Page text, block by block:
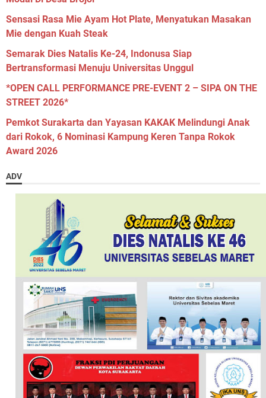
Sensasi Rasa Mie Ayam Hot Plate, Menyatukan Masakan
Mie dengan Kuah Steak
Semarak Dies Natalis Ke-24, Indonusa Siap
Bertransformasi Menuju Universitas Unggul
*OPEN CALL PERFORMANCE PRE-EVENT 2 – SIPA ON THE
STREET 2026*
Pemkot Surakarta dan Yayasan KAKAK Melindungi Anak
dari Rokok, 6 Nominasi Kampung Keren Tanpa Rokok
Award 2026
ADV